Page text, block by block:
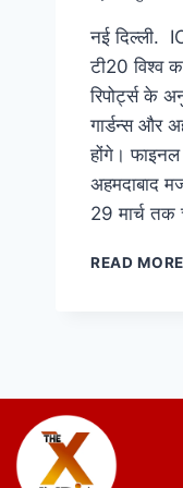
नई दिल्ली.
टी20 विश्व
रिपोर्ट्स के
गार्डन्स और
होंगे।
अहमदाबाद
29 मार्च तक
READ MORE